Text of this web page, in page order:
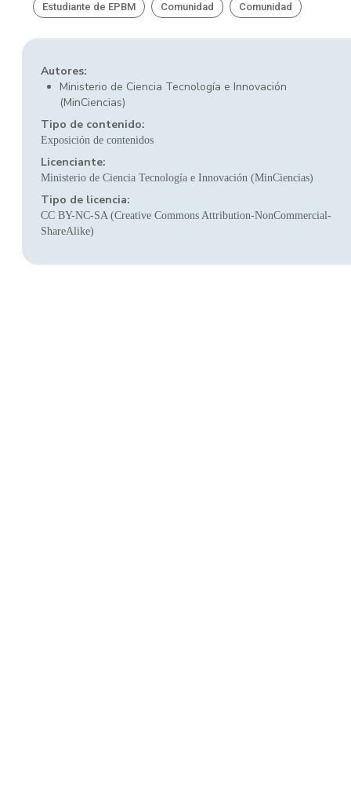
Estudiante de EPBM Comunidad Comunidad
Autores:
Ministerio de Ciencia Tecnología e Innovación
(MinCiencias)
Tipo de contenido:
Exposición de contenidos
Licenciante:
Ministerio de Ciencia Tecnología e Innovación (MinCiencias)
Tipo de licencia:
CC BY-NC-SA (Creative Commons Attribution-NonCommercial-
ShareAlike)